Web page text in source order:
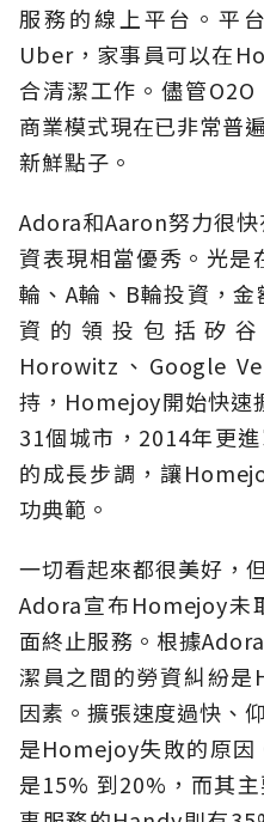
服務的線上平台。平
Uber，家事員可以在
合清潔工作。儘管
商業模式現在已非常普
新鮮點子。
Adora和Aaron努力很
資表現相當優秀。光是
輪、A輪、B輪投資，
資的領投包括矽谷
Horowitz、Google
持，Homejoy開始快速
31個城市，2014年更
的成長步調，讓
功典範。
一切看起來都很美好，
Adora宣布Homejoy未
面終止服務。根據
潔員之間的勞資糾紛
因素。擴張速度過快、
是Homejoy失敗的原
是15% 到20%，而其